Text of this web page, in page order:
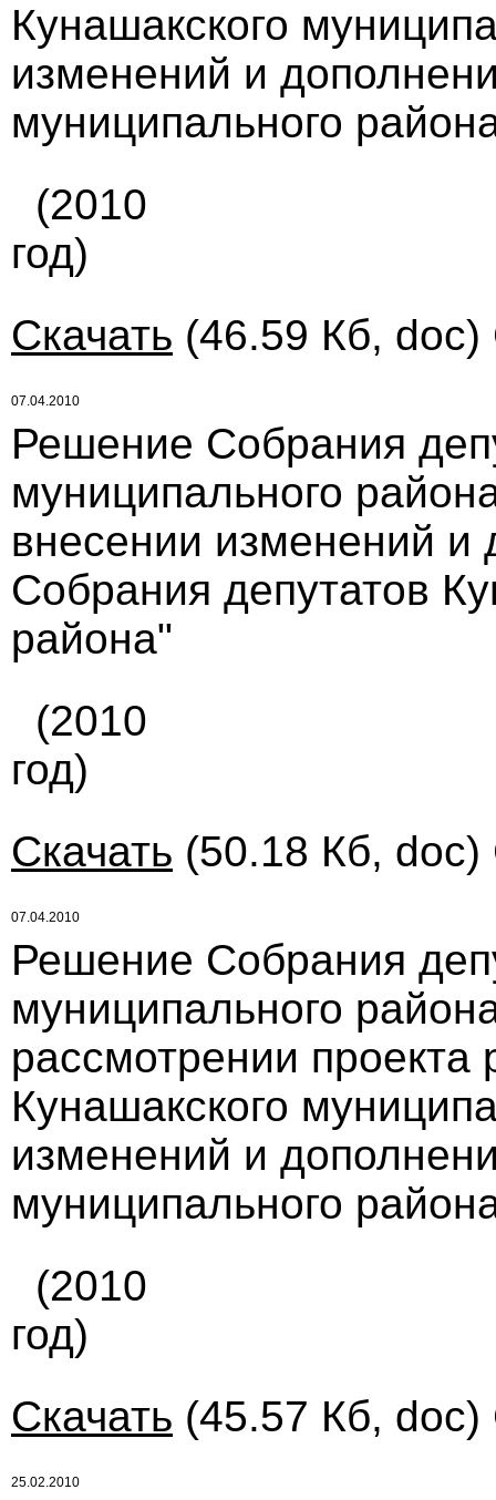
Кунашакского
изменений и
муниципального
(2010
год)
Скачать (46.59 Кб, doc)
07.04.2010
Решение Собрания
муниципального
внесении изменений и
Собрания депутатов
района"
(2010
год)
Скачать (50.18 Кб, doc)
07.04.2010
Решение Собрания
муниципального
рассмотрении
Кунашакского
изменений и
муниципального
(2010
год)
Скачать (45.57 Кб, doc)
25.02.2010